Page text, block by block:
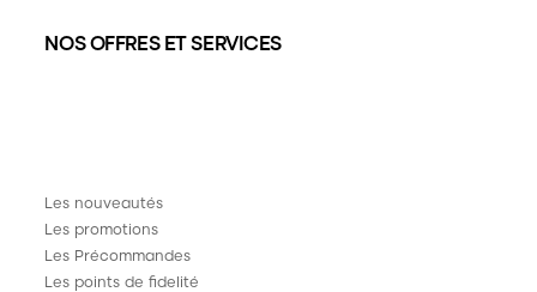
NOS OFFRES ET SERVICES
Les nouveautés
Les promotions
Les Précommandes
Les points de fidelité